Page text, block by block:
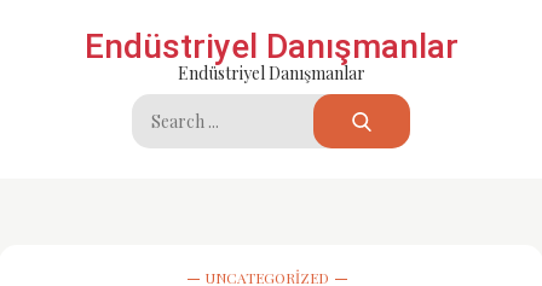
Endüstriyel Danışmanlar
Endüstriyel Danışmanlar
Search
for:
UNCATEGORIZED